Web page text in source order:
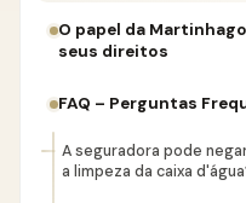
O papel da
seus direitos
FAQ – Perguntas
A seguradora pode
a limpeza da caixa